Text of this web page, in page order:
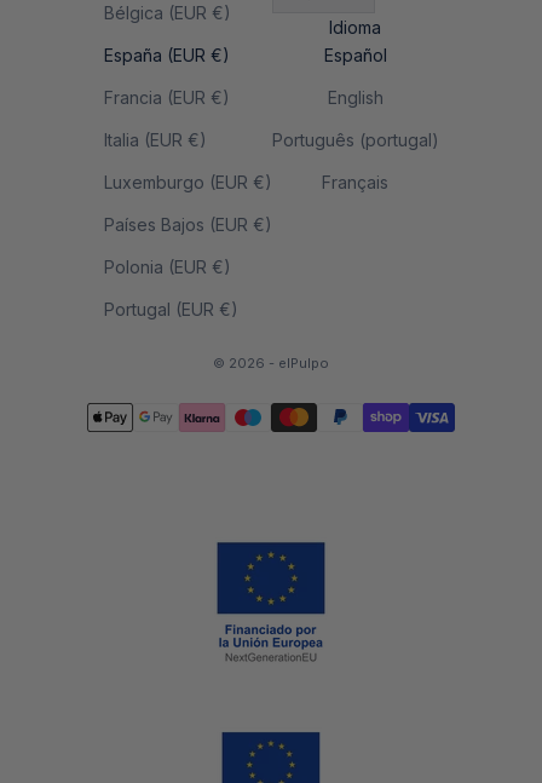
Bélgica (EUR €)
España (EUR €)
Francia (EUR €)
Italia (EUR €)
Luxemburgo (EUR €)
Países Bajos (EUR €)
Polonia (EUR €)
Portugal (EUR €)
Idioma
Español
English
Português (portugal)
Français
© 2026 - elPulpo